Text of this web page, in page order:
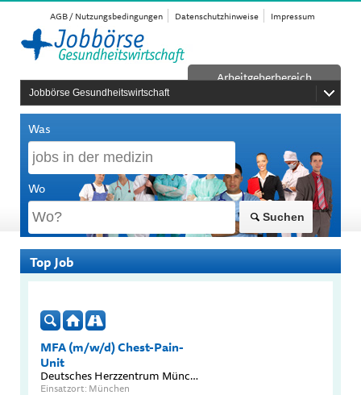
AGB / Nutzungsbedingungen Datenschutzhinweise Impressum
Jobbörse Gesundheitswirtschaft
Arbeitgeberbereich
Was
Wo
Suchen
Top Job
MFA (m/w/d) Chest-Pain-
Unit
Deutsches Herzzentrum München TUM Universitätsklinikum
Einsatzort: München